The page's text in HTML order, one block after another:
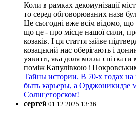
Коли в рамках декомунізації
то серед обговорюваних назв
Це сьогодні вже всім відомо,
що це - про місце нашої сили,
козаків. І ця стаття зайве
козацький нас оберігають і
уявити, яка доля могла
поміж Капулівкою і
Тайны истории. В 70-х годах на
быть карьеры, а Орджоникидзе
Солнцегорском!
сергей 01.12.2025 13:36